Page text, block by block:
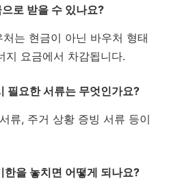
로 받을 수 있나요?
는 현금이 아닌 바우처 형태
지 요금에서 차감됩니다.
필요한 서류는 무엇인가요?
류, 주거 상황 증빙 서류 등이
한을 놓치면 어떻게 되나요?